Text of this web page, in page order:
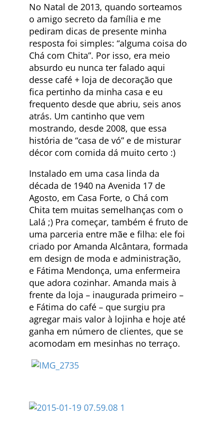
No Natal de 2013, quando sorteamos
o amigo secreto da família e me
pediram dicas de presente minha
resposta foi simples: “alguma coisa do
Chá com Chita”. Por isso, era meio
absurdo eu nunca ter falado aqui
desse café + loja de decoração que
fica pertinho da minha casa e eu
frequento desde que abriu, seis anos
atrás. Um cantinho que vem
mostrando, desde 2008, que essa
história de “casa de vó” e de misturar
décor com comida dá muito certo :)
Instalado em uma casa linda da
década de 1940 na Avenida 17 de
Agosto, em Casa Forte, o Chá com
Chita tem muitas semelhanças com o
Lalá ;) Pra começar, também é fruto de
uma parceria entre mãe e filha: ele foi
criado por Amanda Alcântara, formada
em design de moda e administração,
e Fátima Mendonça, uma enfermeira
que adora cozinhar. Amanda mais à
frente da loja – inaugurada primeiro –
e Fátima do café – que surgiu pra
agregar mais valor à lojinha e hoje até
ganha em número de clientes, que se
acomodam em mesinhas no terraço.